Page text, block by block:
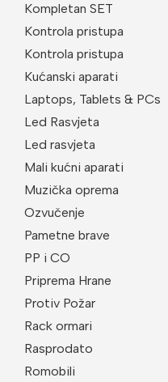
Kompletan SET
Kontrola pristupa
Kontrola pristupa
Kućanski aparati
Laptops, Tablets & PCs
Led Rasvjeta
Led rasvjeta
Mali kućni aparati
Muzička oprema
Ozvučenje
Pametne brave
PP i CO
Priprema Hrane
Protiv Požar
Rack ormari
Rasprodato
Romobili